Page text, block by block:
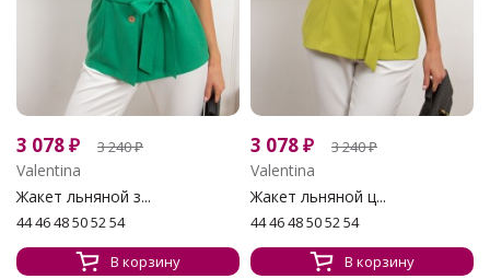
3 078₽ 3 240₽
Valentina
Жакет льняной з...
44 46 48 50 52 54
В корзину
3 078₽ 3 240₽
Valentina
Жакет льняной ц...
44 46 48 50 52 54
В корзину